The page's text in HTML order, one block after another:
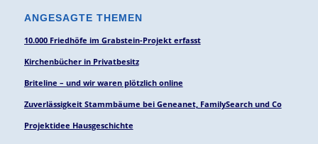
ANGESAGTE THEMEN
10.000 Friedhöfe im Grabstein-Projekt erfasst
Kirchenbücher in Privatbesitz
Briteline – und wir waren plötzlich online
Zuverlässigkeit Stammbäume bei Geneanet, FamilySearch und Co
Projektidee Hausgeschichte